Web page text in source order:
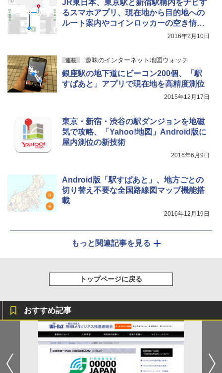
JR東日本、東京駅と新宿駅構内をナビす
るスマホアプリ、現在地から目的地への
ルート案内やコインロッカーの空き情報
2016年2月10日
連載 趣味のインターネット地図ウォッチ
銀座駅の地下道にビーコン200個、「駅
すぱあと」アプリで現在地を高精度測位
2015年12月17日
東京・新宿・渋谷の駅ダンジョンを地磁
気で攻略、「Yahoo!地図」Android版に
屋内測位の新技術
2016年6月9日
Android版「駅すぱあと」、地方ごとの
切り替え不要な全国路線図マップ機能搭
載
2016年12月19日
もっと関連記事を見る
トップページに戻る
おすすめ記事